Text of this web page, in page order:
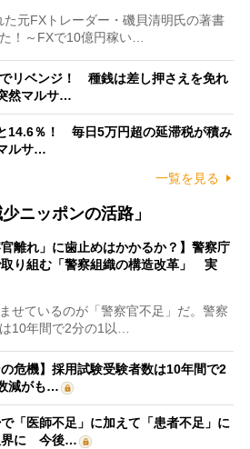
元FXトレーダー・磯貝清明氏の著書
！～FXで10億円稼い…
でリベンジ！ 種銭は差し押さえを免れ
然マルサ…
14.6％！ 毎日5万円超の延滞税が積み
ルサ…
一覧を見る
ニッポンの活路」
官離れ」に歯止めはかかるか？】警察庁
り組む「警察組織の構造改革」 実
せているのが「警察官不足」だ。警察
10年間で2分の1以…
の危機】採用試験受験者数は10年間で2
減がも…
で「医師不足」に加えて「患者不足」に
界に 今後…